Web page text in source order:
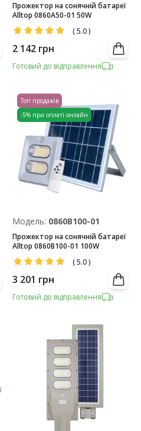
Прожектор на сонячній батареї
Alltop 0860A50-01 50W
(5.0)
2 142 грн
Готовий до відправлення
Топ продажів
-5% при оплаті онлайн
Модель: 0860B100-01
Прожектор на сонячній батареї
Alltop 0860B100-01 100W
(5.0)
3 201 грн
Готовий до відправлення